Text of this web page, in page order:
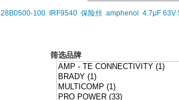
28B0500-100 IRF9540 保险丝 amphenol 4.7μF 63V
筛选品牌